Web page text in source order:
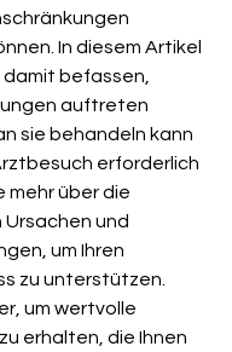
In diesem Artikel
damit befassen,
auftreten
sie behandeln kann
erforderlich
mehr über die
und
um Ihren
zu unterstützen.
um wertvolle
erhalten, die Ihnen